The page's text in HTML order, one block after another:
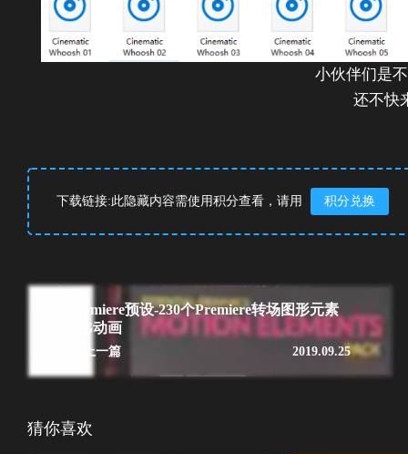
小伙伴们是
还不快
下载链接:此隐藏内容需使用积分查看，请用 积分兑换
Premiere预设-230个Premiere转场图形元素
MG动画
2019.09.25
<<上一篇
猜你喜欢